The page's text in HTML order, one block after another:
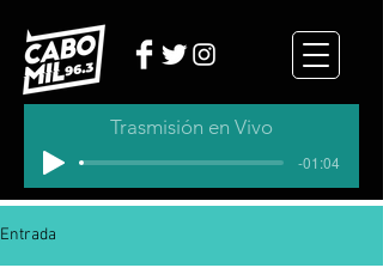
Trasmisión en Vivo
-01:04
Entrada